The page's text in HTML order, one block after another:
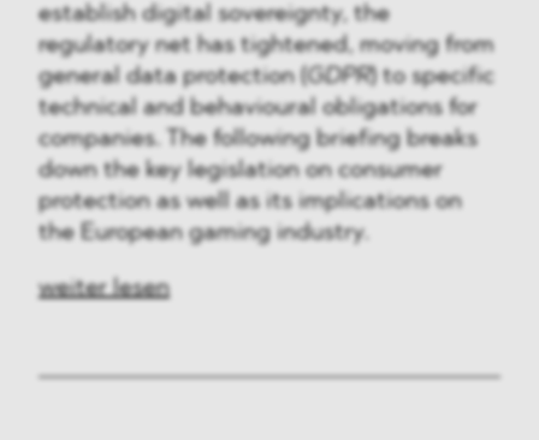
establish digital sovereignty, the
regulatory net has tightened, moving from
general data protection ( GDPR) to specific
technical and behavioural obligations for
companies. The following briefing breaks
down the key legislation on consumer
protection as well as its implications on
the European gaming industry.
weiter lesen